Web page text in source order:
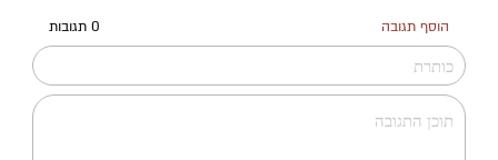
הוסף תגובה 0 תגובות